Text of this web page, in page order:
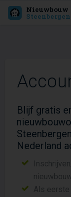
Nieuwbouw
Steenbergen
Blijf gratis
Nederland
Als eerste